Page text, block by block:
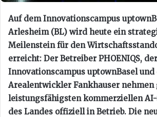
Auf dem Innovationscampus
Arlesheim (BL) wird heute ein
Meilenstein für den
erreicht: Der Betreiber PHOENIQS, der
Innovationscampus uptownBasel und
Arealentwickler Fankhauser nehmen
leistungsfähigsten kommerziellen
des Landes offiziell in Betrieb. Die